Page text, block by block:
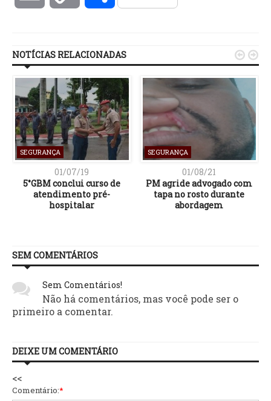
NOTÍCIAS RELACIONADAS
SEGURANÇA
01/07/19
5°GBM conclui curso de
atendimento pré-
hospitalar
SEGURANÇA
01/08/21
PM agride advogado com
tapa no rosto durante
abordagem
 
SEM COMENTÁRIOS
Sem Comentários!
Não há comentários, mas você pode ser o
primeiro a comentar.
DEIXE UM COMENTÁRIO
<<
Comentário:*